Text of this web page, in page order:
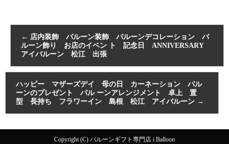
← 店内装飾 バルーン装飾 バルーンデコレーション バ
ルーン飾り お店のイベン ト 記念日 ANNIVERSARY
アイバルーン 松江 出張
ハッピー マザーズデイ 母の日 カーネーション バル
ーンのプレゼント バル ーンアレンジメント 卓上 置
型 長持ち フラワーイン 島根 松江 アイバルーン →
Copyright (C) バルーンギフト専門店 i Balloon